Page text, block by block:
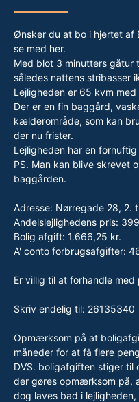
Ønsker du at bo i hjertet af
se med her.
Med blot 3 minutters gåtur
således nattens stribasser
Lejligheden er 65 kvm
Der er en fin baggård,
kælderområde, som kan
der nu frister.
Lejligheden har en
PS. Man kan blive skrevet
baggården.
Adresse: Nørregade 28, 2.
Andelslejlighedens pris:
Bolig afgift: 1.666,25 kr.
A' conto forbrugsafgifter:
Er villig til at forhandle med
Skriv endelig til: 26135340
Opmærksom på at
måneder for at få flere
DVS. boligafgiften stiger til
der gøres opmærksom på,
dog laves bad i